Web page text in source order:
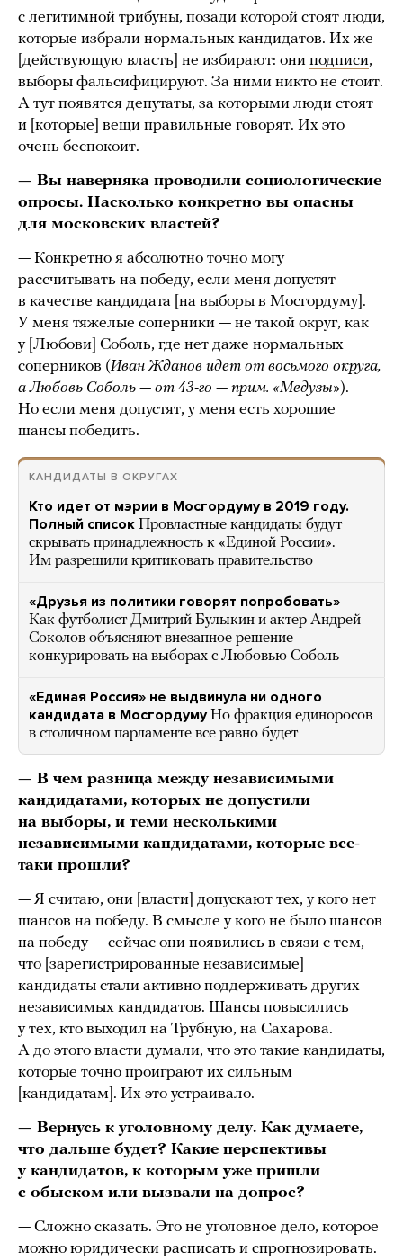
с легитимной трибуны, позади которой стоят люди,
которые избрали нормальных кандидатов. Их же
[действующую власть] не избирают: они подписи,
выборы фальсифицируют. За ними никто не стоит.
А тут появятся депутаты, за которыми люди стоят
и [которые] вещи правильные говорят. Их это
очень беспокоит.
— Вы наверняка проводили социологические
опросы. Насколько конкретно вы опасны
для московских властей?
— Конкретно я абсолютно точно могу
рассчитывать на победу, если меня допустят
в качестве кандидата [на выборы в Мосгордуму].
У меня тяжелые соперники — не такой округ, как
у [Любови] Соболь, где нет даже нормальных
соперников (Иван Жданов идет от восьмого округа,
а Любовь Соболь — от 43-го — прим. «Медузы»).
Но если меня допустят, у меня есть хорошие
шансы победить.
КАНДИДАТЫ В ОКРУГАХ
Кто идет от мэрии в Мосгордуму в 2019 году.
Полный список Провластные кандидаты будут
скрывать принадлежность к «Единой России».
Им разрешили критиковать правительство
«Друзья из политики говорят попробовать»
Как футболист Дмитрий Булыкин и актер Андрей
Соколов объясняют внезапное решение
конкурировать на выборах с Любовью Соболь
«Единая Россия» не выдвинула ни одного
кандидата в Мосгордуму Но фракция единоросов
в столичном парламенте все равно будет
— В чем разница между независимыми
кандидатами, которых не допустили
на выборы, и теми несколькими
независимыми кандидатами, которые все-
таки прошли?
— Я считаю, они [власти] допускают тех, у кого нет
шансов на победу. В смысле у кого не было шансов
на победу — сейчас они появились в связи с тем,
что [зарегистрированные независимые]
кандидаты стали активно поддерживать других
независимых кандидатов. Шансы повысились
у тех, кто выходил на Трубную, на Сахарова.
А до этого власти думали, что это такие кандидаты,
которые точно проиграют их сильным
[кандидатам]. Их это устраивало.
— Вернусь к уголовному делу. Как думаете,
что дальше будет? Какие перспективы
у кандидатов, к которым уже пришли
с обыском или вызвали на допрос?
— Сложно сказать. Это не уголовное дело, которое
можно юридически расписать и спрогнозировать.